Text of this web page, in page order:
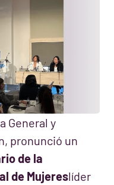
General y
pronunció un
de la
de Mujereslíder